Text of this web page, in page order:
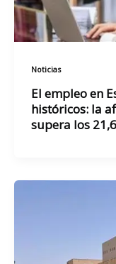
Noticias
El empleo en
históricos: la
supera los